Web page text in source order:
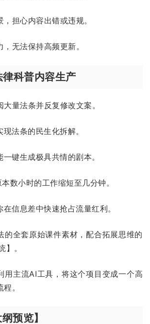
担心内容出错或违规。
无法保持高频更新。
科普内容生产
量法条并反复修改文案。
法条的民生化拆解。
键生成极具共情的剧本。
数小时的工作缩短至几分钟。
信息差中快速抢占流量红利。
的全套原始课件素材，配合拓展思维的
】。
用主流AI工具，将这个项目变成一个高
。
预览】